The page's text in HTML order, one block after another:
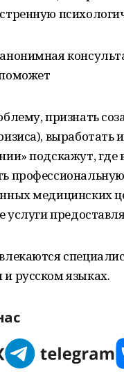
признать
подскажут,
медицинских
услуги
русском языках.